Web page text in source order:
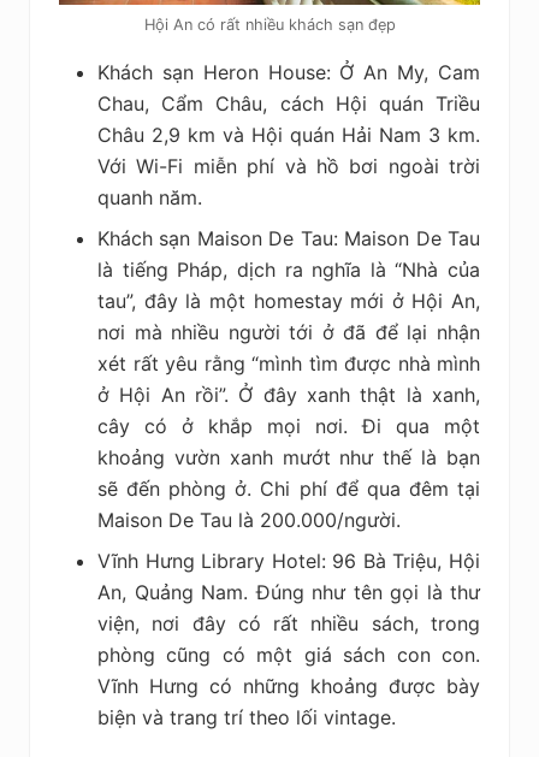
Hội An có rất nhiều khách sạn đẹp
Khách sạn Heron House: Ở An My, Cam
Chau, Cẩm Châu, cách Hội quán Triều
Châu 2,9 km và Hội quán Hải Nam 3 km.
Với Wi-Fi miễn phí và hồ bơi ngoài trời
quanh năm.
Khách sạn Maison De Tau: Maison De Tau
là tiếng Pháp, dịch ra nghĩa là “Nhà của
tau”, đây là một homestay mới ở Hội An,
nơi mà nhiều người tới ở đã để lại nhận
xét rất yêu rằng “mình tìm được nhà mình
ở Hội An rồi”. Ở đây xanh thật là xanh,
cây có ở khắp mọi nơi. Đi qua một
khoảng vườn xanh mướt như thế là bạn
sẽ đến phòng ở. Chi phí để qua đêm tại
Maison De Tau là 200.000/người.
Vĩnh Hưng Library Hotel: 96 Bà Triệu, Hội
An, Quảng Nam. Đúng như tên gọi là thư
viện, nơi đây có rất nhiều sách, trong
phòng cũng có một giá sách con con.
Vĩnh Hưng có những khoảng được bày
biện và trang trí theo lối vintage.